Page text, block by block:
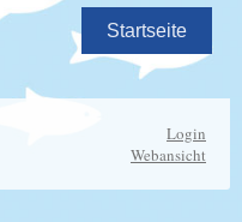
Startseite
Login
Webansicht